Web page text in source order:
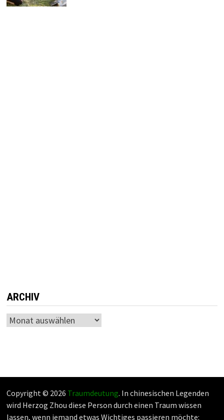
ARCHIV
Archiv
Copyright © 2026 Traumdeutung. In chinesischen Legenden
wird Herzog Zhou diese Person durch einen Traum wissen
lassen, wenn jemand etwas Wichtiges passieren möchte: